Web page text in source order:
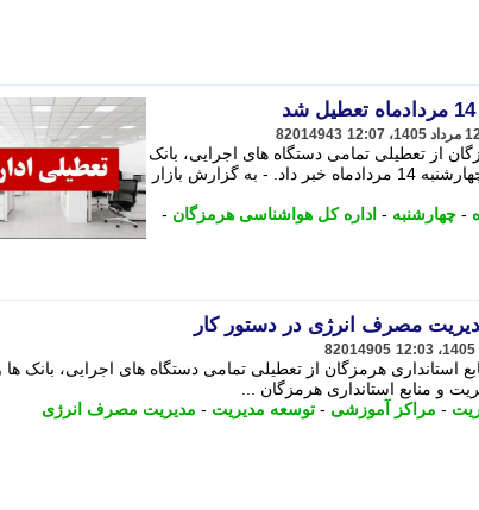
82014943
از تعطیلی تمامی دستگاه های اجرایی، بانک
ها و مراکز آموزشی استان هرمزگان در روز چهارشنبه 14 مردادماه خبر داد. - به گزارش بازار
- چهارشنبه - اداره کل هواشناسی هرمزگان -
82014905
هرمزگان از تعطیلی تمامی دستگاه های اجرایی، بانک ها
و منابع استانداری هرمزگان ...
- مراکز آموزشی - توسعه مدیریت - مدیریت مصرف انرژی